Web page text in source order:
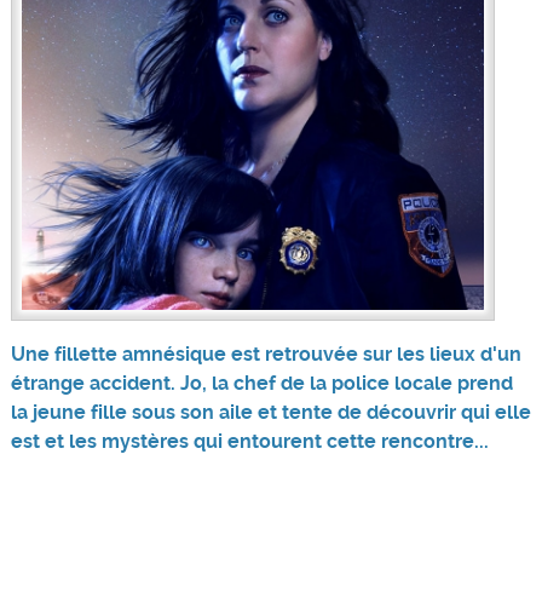
Une fillette amnésique est retrouvée sur les lieux d'un
étrange accident. Jo, la chef de la police locale prend
la jeune fille sous son aile et tente de découvrir qui elle
est et les mystères qui entourent cette rencontre...